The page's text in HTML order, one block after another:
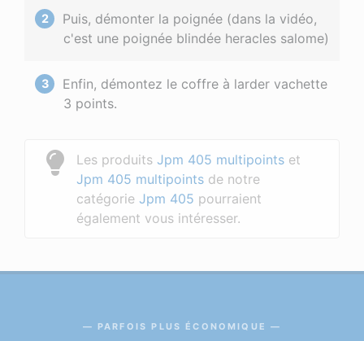
Puis, démonter la poignée (dans la vidéo,
c'est une poignée blindée heracles salome)
Enfin, démontez le coffre à larder vachette
3 points.
Les produits Jpm 405 multipoints et
Jpm 405 multipoints de notre
catégorie Jpm 405 pourraient
également vous intéresser.
PARFOIS PLUS ÉCONOMIQUE